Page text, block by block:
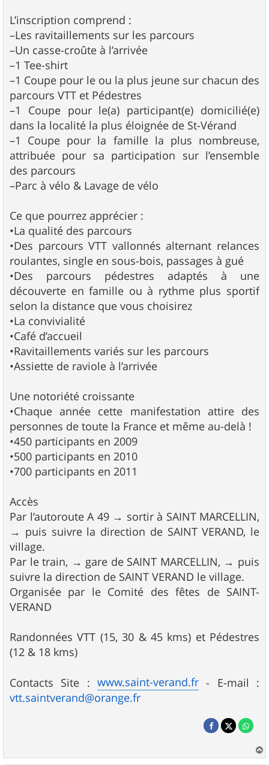
L’inscription comprend :
–Les ravitaillements sur les parcours
–Un casse-croûte à l’arrivée
–1 Tee-shirt
–1 Coupe pour le ou la plus jeune sur chacun des
parcours VTT et Pédestres
–1 Coupe pour le(a) participant(e) domicilié(e)
dans la localité la plus éloignée de St-Vérand
–1 Coupe pour la famille la plus nombreuse,
attribuée pour sa participation sur l’ensemble
des parcours
–Parc à vélo & Lavage de vélo
Ce que pourrez apprécier :
•La qualité des parcours
•Des parcours VTT vallonnés alternant relances
roulantes, single en sous-bois, passages à gué
•Des parcours pédestres adaptés à une
découverte en famille ou à rythme plus sportif
selon la distance que vous choisirez
•La convivialité
•Café d’accueil
•Ravitaillements variés sur les parcours
•Assiette de raviole à l’arrivée
Une notoriété croissante
•Chaque année cette manifestation attire des
personnes de toute la France et même au-delà !
•450 participants en 2009
•500 participants en 2010
•700 participants en 2011
Accès
Par l’autoroute A 49 → sortir à SAINT MARCELLIN,
→ puis suivre la direction de SAINT VERAND, le
village.
Par le train, → gare de SAINT MARCELLIN, → puis
suivre la direction de SAINT VERAND le village.
Organisée par le Comité des fêtes de SAINT-
VERAND
Randonnées VTT (15, 30 & 45 kms) et Pédestres
(12 & 18 kms)
Contacts Site : www.saint-verand.fr - E-mail :
vtt.saintverand@orange.fr
a